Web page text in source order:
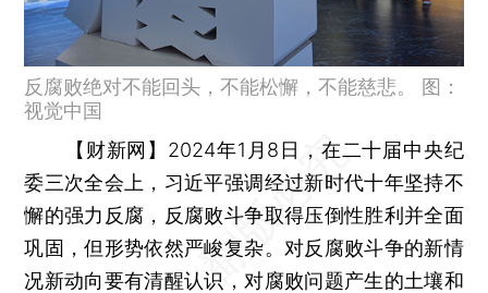
反腐败绝对不能回头，不能松懈，不能慈悲。 图：
视觉中国
【财新网】 2024年1月8日，在二十届中央纪
委三次全会上，习近平强调经过新时代十年坚持不
懈的强力反腐，反腐败斗争取得压倒性胜利并全面
巩固，但形势依然严峻复杂。对反腐败斗争的新情
况新动向要有清醒认识，对腐败问题产生的土壤和